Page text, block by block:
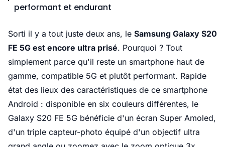
performant et endurant
Sorti il y a tout juste deux ans, le Samsung Galaxy S20
FE 5G est encore ultra prisé. Pourquoi ? Tout
simplement parce qu'il reste un smartphone haut de
gamme, compatible 5G et plutôt performant. Rapide
état des lieux des caractéristiques de ce smartphone
Android : disponible en six couleurs différentes, le
Galaxy S20 FE 5G bénéficie d'un écran Super Amoled,
d'un triple capteur-photo équipé d'un objectif ultra